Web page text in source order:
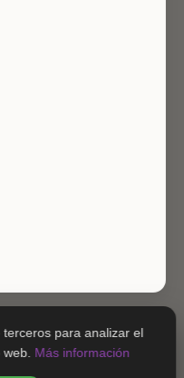
para analizar el
Más información